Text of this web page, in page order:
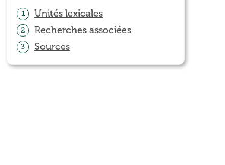
1 Unités lexicales
2 Recherches associées
3 Sources